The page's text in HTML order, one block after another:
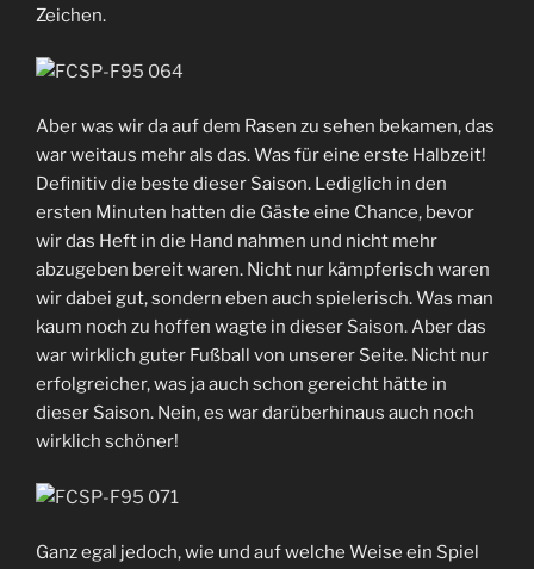
Zeichen.
Aber was wir da auf dem Rasen zu sehen bekamen, das
war weitaus mehr als das. Was für eine erste Halbzeit!
Definitiv die beste dieser Saison. Lediglich in den
ersten Minuten hatten die Gäste eine Chance, bevor
wir das Heft in die Hand nahmen und nicht mehr
abzugeben bereit waren. Nicht nur kämpferisch waren
wir dabei gut, sondern eben auch spielerisch. Was man
kaum noch zu hoffen wagte in dieser Saison. Aber das
war wirklich guter Fußball von unserer Seite. Nicht nur
erfolgreicher, was ja auch schon gereicht hätte in
dieser Saison. Nein, es war darüberhinaus auch noch
wirklich schöner!
Ganz egal jedoch, wie und auf welche Weise ein Spiel